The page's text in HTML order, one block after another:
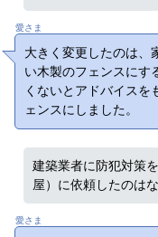
愛さま
大きく変更したのは、
い木製のフェンスにす
くないとアドバイスを
ェンスにしました。
建築業者に防犯対策
屋）に依頼したのは
愛さま